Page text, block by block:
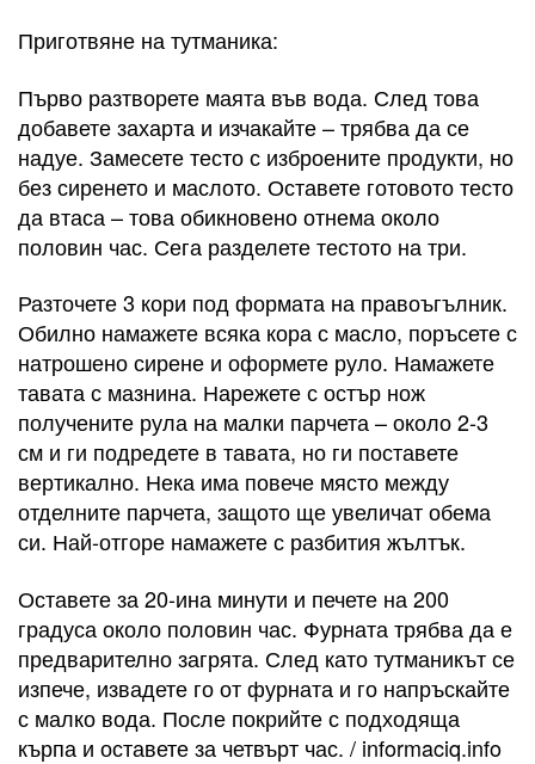
Приготвяне на тутманика:
Първо разтворете маята във вода. След това
добавете захарта и изчакайте – трябва да се
надуе. Замесете тесто с изброените продукти, но
без сиренето и маслото. Оставете готовото тесто
да втаса – това обикновено отнема около
половин час. Сега разделете тестото на три.
Разточете 3 кори под формата на правоъгълник.
Обилно намажете всяка кора с масло, поръсете с
натрошено сирене и оформете руло. Намажете
тавата с мазнина. Нарежете с остър нож
получените рула на малки парчета – около 2-3
см и ги подредете в тавата, но ги поставете
вертикално. Нека има повече място между
отделните парчета, защото ще увеличат обема
си. Най-отгоре намажете с разбития жълтък.
Оставете за 20-ина минути и печете на 200
градуса около половин час. Фурната трябва да е
предварително загрята. След като тутманикът се
изпече, извадете го от фурната и го напръскайте
с малко вода. После покрийте с подходяща
кърпа и оставете за четвърт час. / informaciq.info